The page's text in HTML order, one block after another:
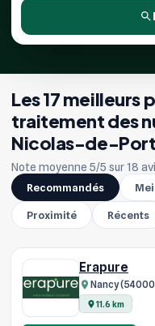
Les 17 meilleurs
traitement des
Nicolas-de-Port
Note moyenne 5/5 sur 18
Recommandés
Proximité Récents
Erapure
Nancy
11.6 km